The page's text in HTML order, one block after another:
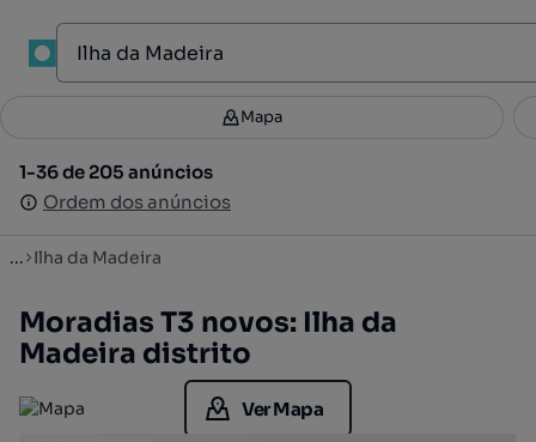
Filtros 4
1-36 de 205 anúncios
Ordem dos anúncios
Mapa
1-36 de 205 anúncios
Ordem dos anúncios
... Ilha da Madeira
Moradias T3 novos: Ilha da
Madeira distrito
Ver Mapa